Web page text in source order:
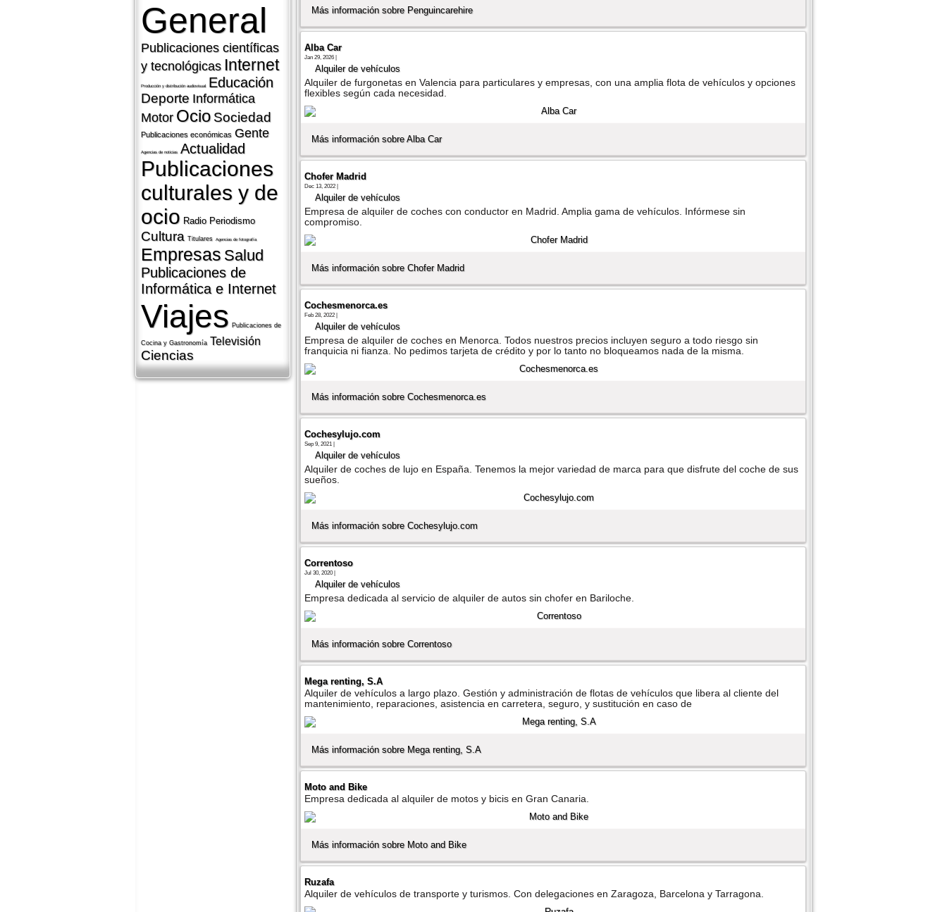
General
Publicaciones cientí­ficas
y tecnológicas Internet
Producción y distribución audiovisual Educación
Deporte Informática
Motor Ocio Sociedad
Publicaciones económicas Gente
Agencias de noticias Actualidad
Publicaciones
culturales y de
ocio Radio Periodismo
Cultura Titulares Agencias de fotografí­a
Empresas Salud
Publicaciones de
Informática e Internet
Viajes Publicaciones de
Cocina y Gastronomí­a Televisión
Ciencias
Más información sobre Penguincarehire
Alba Car
Jan 29, 2026 |
Alquiler de vehí­culos
Alquiler de furgonetas en Valencia para particulares y empresas, con una amplia flota de vehículos y opciones
flexibles según cada necesidad.
Más información sobre Alba Car
Chofer Madrid
Dec 13, 2022 |
Alquiler de vehí­culos
Empresa de alquiler de coches con conductor en Madrid. Amplia gama de vehículos. Infórmese sin
compromiso.
Más información sobre Chofer Madrid
Cochesmenorca.es
Feb 28, 2022 |
Alquiler de vehí­culos
Empresa de alquiler de coches en Menorca. Todos nuestros precios incluyen seguro a todo riesgo sin
franquicia ni fianza. No pedimos tarjeta de crédito y por lo tanto no bloqueamos nada de la misma.
Más información sobre Cochesmenorca.es
Cochesylujo.com
Sep 9, 2021 |
Alquiler de vehí­culos
Alquiler de coches de lujo en España. Tenemos la mejor variedad de marca para que disfrute del coche de sus
sueños.
Más información sobre Cochesylujo.com
Correntoso
Jul 30, 2020 |
Alquiler de vehí­culos
Empresa dedicada al servicio de alquiler de autos sin chofer en Bariloche.
Más información sobre Correntoso
Mega renting, S.A
Alquiler de vehí­culos a largo plazo. Gestión y administración de flotas de vehí­culos que libera al cliente del
mantenimiento, reparaciones, asistencia en carretera, seguro, y sustitución en caso de
Más información sobre Mega renting, S.A
Moto and Bike
Empresa dedicada al alquiler de motos y bicis en Gran Canaria.
Más información sobre Moto and Bike
Ruzafa
Alquiler de vehí­culos de transporte y turismos. Con delegaciones en Zaragoza, Barcelona y Tarragona.